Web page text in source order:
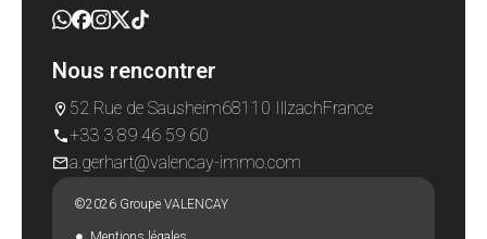
Nous rencontrer
52 Rue de Sausheim68110 IllzachFrance
+33 3 89 46 59 60
a.gerhart@valencay-immo.com
©2026 Groupe VALENCAY